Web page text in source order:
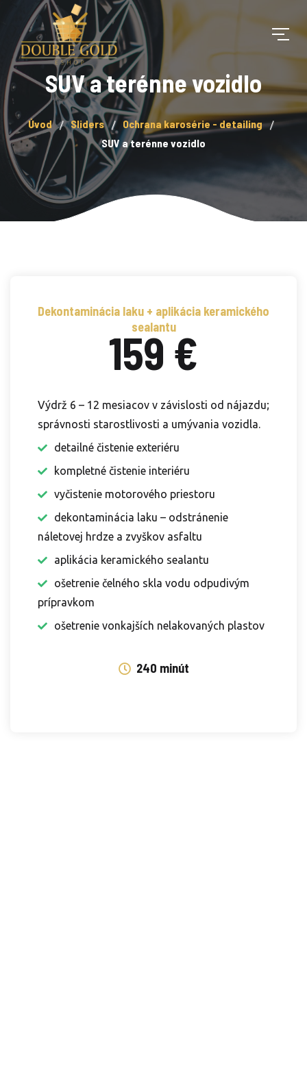
SUV a terénne vozidlo
Úvod Sliders
Ochrana karosérie - detailing
SUV a terénne vozidlo
Dekontaminácia laku + aplikácia keramického
sealantu
159 €
Výdrž 6 – 12 mesiacov v závislosti od nájazdu;
správnosti starostlivosti a umývania vozidla.
detailné čistenie exteriéru
kompletné čistenie interiéru
vyčistenie motorového priestoru
dekontaminácia laku – odstránenie
náletovej hrdze a zvyškov asfaltu
aplikácia keramického sealantu
ošetrenie čelného skla vodu odpudivým
prípravkom
ošetrenie vonkajších nelakovaných plastov
240 minút